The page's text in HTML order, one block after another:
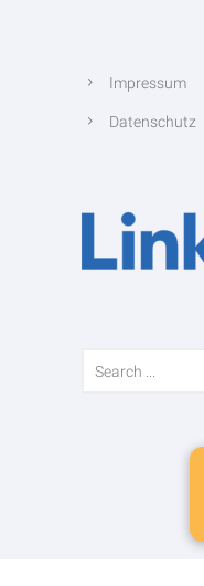
Impressum
Datenschutz